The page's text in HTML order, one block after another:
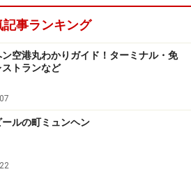
記事ランキング
ン空港丸わかりガイド！ターミナル・免
トランなど
ルの町ミュンヘン